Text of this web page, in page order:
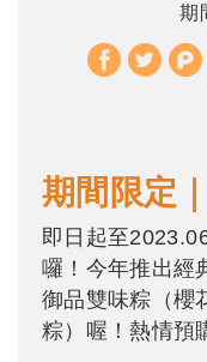
期
期間限定
即日起至
囉！今年推出經
御品雙味粽（櫻
粽）喔！熱情預